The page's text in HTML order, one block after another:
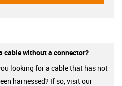
cable without a connector?
looking for a cable that has not
harnessed? If so, visit our